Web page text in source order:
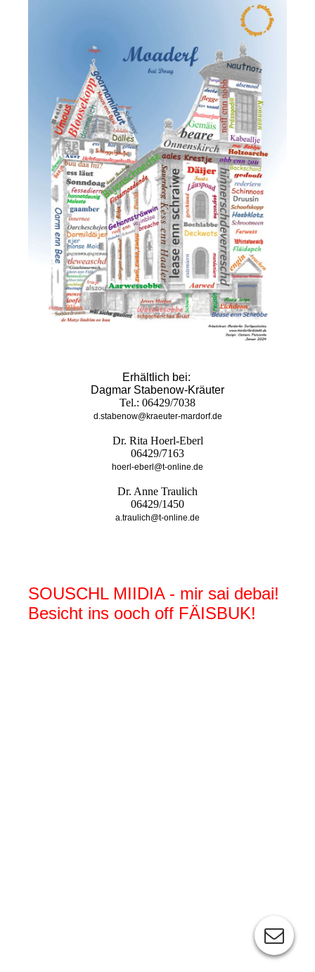
Erhältlich bei:
Dagmar Stabenow-Kräuter
Tel.: 06429/7038
d.stabenow@kraeuter-mardorf.de
Dr. Rita Hoerl-Eberl
06429/7163
hoerl-eberl@t-online.de
Dr. Anne Traulich
06429/1450
a.traulich@t-online.de
SOUSCHL MIIDIA - mir sai debai!
Besicht ins ooch off FÄISBUK!